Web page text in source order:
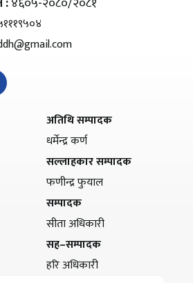
अतिथि सम्पादक
धर्मेन्द्र कर्ण
सल्लाहकार सम्पादक
फणीन्द्र फुयाल
सम्पादक
सीता अधिकारी
सह–सम्पादक
हरि अधिकारी